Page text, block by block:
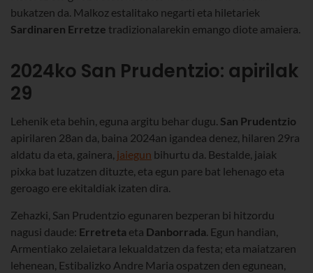
bukatzen da. Malkoz estalitako negarti eta hiletariek
Sardinaren Erretze tradizionalarekin emango diote amaiera.
2024ko San Prudentzio: apirilak
29
Lehenik eta behin, eguna argitu behar dugu. San Prudentzio
apirilaren 28an da, baina 2024an igandea denez, hilaren 29ra
aldatu da eta, gainera, jaiegun bihurtu da. Bestalde, jaiak
pixka bat luzatzen dituzte, eta egun pare bat lehenago eta
geroago ere ekitaldiak izaten dira.
Zehazki, San Prudentzio egunaren bezperan bi hitzordu
nagusi daude: Erretreta eta Danborrada. Egun handian,
Armentiako zelaietara lekualdatzen da festa; eta maiatzaren
lehenean, Estibalizko Andre Maria ospatzen den egunean,